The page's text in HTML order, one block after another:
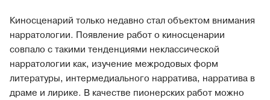
Киносценарий только недавно стал объектом внимания
нарратологии. Появление работ о киносценарии
совпало с такими тенденциями неклассической
нарратологии как, изучение межродовых форм
литературы, интермедиального нарратива, нарратива в
драме и лирике. В качестве пионерских работ можно